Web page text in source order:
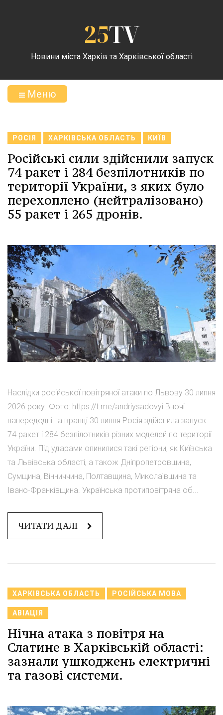
25TV
Новини міста Харків та Харківської області
Меню
РОСІЯ ХАРКІВСЬКА ОБЛАСТЬ КИЇВ
Російські сили здійснили запуск
74 ракет і 284 безпілотників по
території України, з яких було
перехоплено (нейтралізовано)
55 ракет і 265 дронів.
Наслідки російської повітряної атаки по Львову 30 липня
2026 року. Фото: https://t.me/andriysadovyi Вночі
напередодні та вранці 30 липня Росія здійснила запуск
74 ракет і 284 безпілотників різних моделей по території
України. Під ударами опинилися такі регіони, як Київська
та Львівська області, а також Дніпропетровщина,
Сумщина, Вінниччина, Полтавщина, Миколаївщина та
Івано-Франківщина. Українська протиповітряна об...
ЧИТАТИ ДАЛІ
ХАРКІВСЬКА ОБЛАСТЬ РОСІЙСЬКА МОВА
АВІАЦІЯ
Нічна атака з повітря на
Слатине в Харківській області:
зазнали ушкоджень електричні
та газові системи.